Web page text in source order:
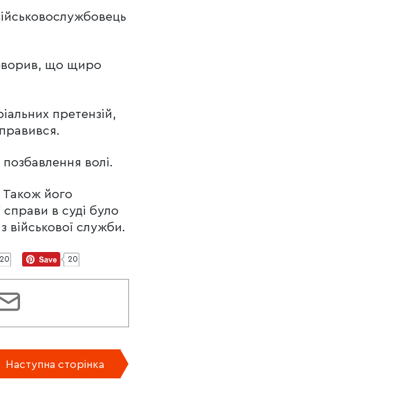
що щиро
претензій,
волі.
Також його
справи в суді було
військової служби.
20 20
Наступна сторінка